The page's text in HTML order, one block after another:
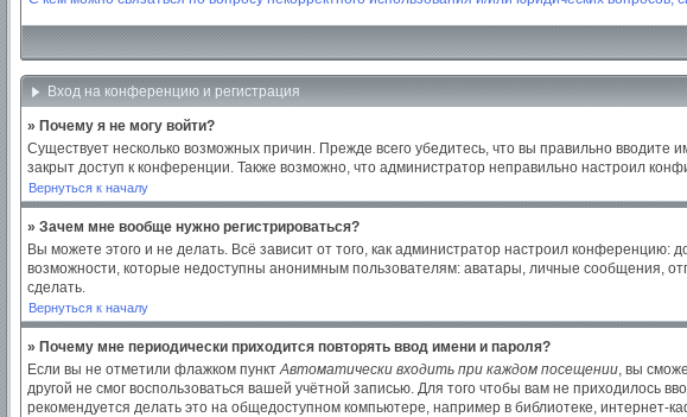
Вход на конференцию и регистрация
» Почему я не могу войти?
Существует несколько возможных причин. Прежде всего убедитесь, что вы правильно
закрыт доступ к конференции. Также возможно, что администратор неправильно настроил
Вернуться к началу
» Зачем мне вообще нужно регистрироваться?
Вы можете этого и не делать. Всё зависит от того, как администратор настроил
возможности, которые недоступны анонимным пользователям: аватары, личные сообщения,
сделать.
Вернуться к началу
» Почему мне периодически приходится повторять ввод имени и пароля?
Если вы не отметили флажком пунктАвтоматически входить при каждом посещении, вы
другой не смог воспользоваться вашей учётной записью. Для того чтобы вам не
рекомендуется делать это на общедоступном компьютере, например в библиотеке, интернет-